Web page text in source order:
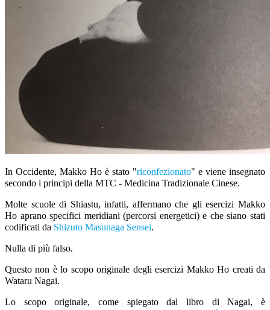
​In Occidente, Makko Ho è stato "riconfezionato" e viene insegnato
secondo i principi della MTC - Medicina Tradizionale Cinese.
Molte scuole di Shiastu, infatti, affermano che gli esercizi Makko
Ho aprano specifici meridiani (percorsi energetici) e che siano stati
codificati da Shizuto Masunaga Sensei.
Nulla di più falso.
Questo non è lo scopo originale degli esercizi Makko Ho creati da
Wataru Nagai.
Lo scopo originale, come spiegato dal libro di Nagai, è